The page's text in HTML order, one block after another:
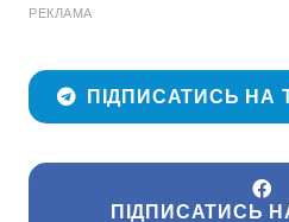
РЕКЛАМА
ПІДПИСАТИСЬ НА
ПІДПИСАТИСЬ